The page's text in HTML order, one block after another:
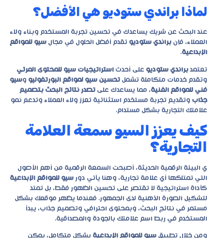
لماذا براندي ستوديو هي الأفضل؟
عند البحث عن شريك يساعدك في تحسين تجربة المستخدم وبناء ولاء
العملاء، فإن براندي ستوديو تقدم أفضل الحلول في مجال سيو للمواقع
الإبداعية.
تعتمد براندي ستوديو على أحدث استراتيجيات سيو للمحتوى المرئي
وتقدم خدمات متكاملة تشمل تحسين سيو لمواقع البورتفوليو وسيو
فني للمواقع الفنية، مما يساعدك على تصدر نتائج البحث بتصميم
جذاب وتقديم تجربة مستخدم استثنائية تعزز ولاء العملاء وتدعم نمو
علامتك التجارية بشكل مستدام.
كيف يعزز السيو سمعة العلامة
التجارية؟
ي البيئة الرقمية الحديثة، أصبحت السمعة الرقمية من أهم الأصول
التي تمتلكها أي علامة تجارية، وهنا يأتي دور سيو للمواقع الإبداعية
كأداة استراتيجية لا تقتصر على تحسين الظهور فقط، بل تمتد
لتشكيل الصورة الذهنية لدى الجمهور. فعندما يظهر موقعك بشكل
مستمر في نتائج البحث، وبمحتوى احترافي وتصميم جذاب، يبدأ
المستخدم في ربط اسم علامتك بالجودة والمصداقية.
ومن خلال تطبيق سيو للمواقع الإبداعية بشكل متكامل، يمكن